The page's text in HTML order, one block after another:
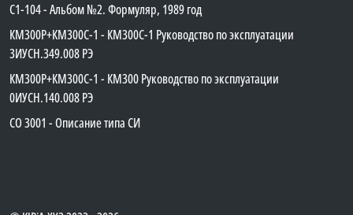
C1-104 - Альбом №2. Формуляр, 1989 год
КМ300Р+КМ300С-1 - КМ300C-1 Руководство по эксплуатации
3ИУСН.349.008 РЭ
КМ300Р+КМ300С-1 - КМ300 Руководство по эксплуатации
0ИУСН.140.008 РЭ
СО 3001 - Описание типа СИ